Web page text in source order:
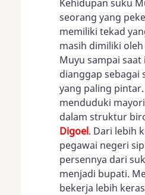
Kehidupan suku
seorang yang
memiliki tekad
masih dimiliki
Muyu sampai saat
dianggap sebagai
yang paling
menduduki
dalam struktur
Digoel. Dari lebih
pegawai negeri
persennya dari
menjadi bupati.
bekerja lebih